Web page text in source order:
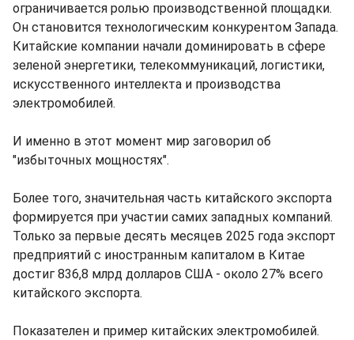
ограничивается ролью производственной площадки.
Он становится технологическим конкурентом Запада.
Китайские компании начали доминировать в сфере
зеленой энергетики, телекоммуникаций, логистики,
искусственного интеллекта и производства
электромобилей.
И именно в этот момент мир заговорил об
"избыточных мощностях".
Более того, значительная часть китайского экспорта
формируется при участии самих западных компаний.
Только за первые десять месяцев 2025 года экспорт
предприятий с иностранным капиталом в Китае
достиг 836,8 млрд долларов США - около 27% всего
китайского экспорта.
Показателен и пример китайских электромобилей.